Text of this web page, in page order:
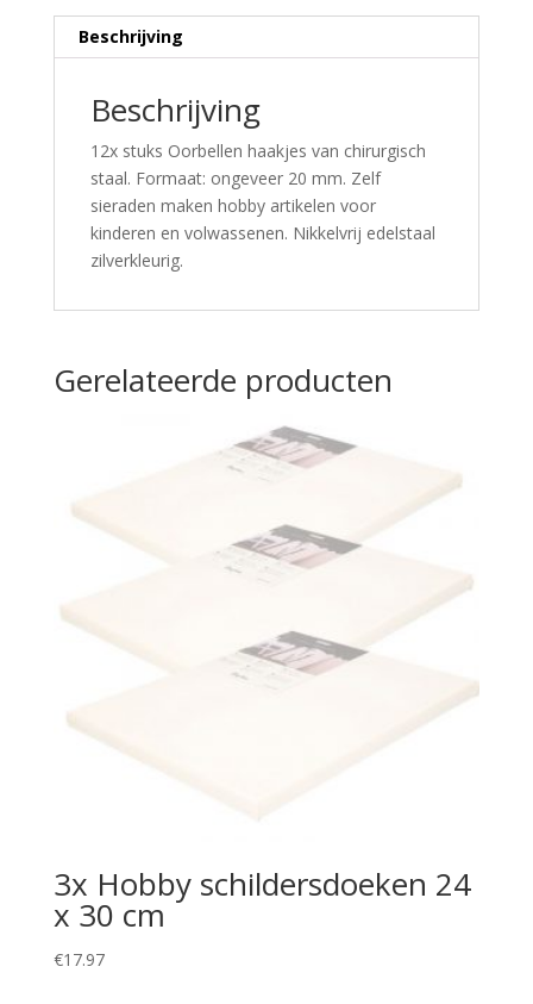
Beschrijving
Beschrijving
12x stuks Oorbellen haakjes van chirurgisch
staal. Formaat: ongeveer 20 mm. Zelf
sieraden maken hobby artikelen voor
kinderen en volwassenen. Nikkelvrij edelstaal
zilverkleurig.
Gerelateerde producten
3x Hobby schildersdoeken 24
x 30 cm
€17.97